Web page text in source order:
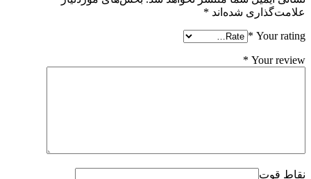
علامت‌گذاری شده‌اند *
Your rating
*
Your review
*
نقاط قوت